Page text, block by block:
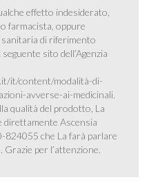
effetto indesiderato,
farmacista, oppure
di riferimento
sito dell’Agenzia
it/content/modalità-di-
avverse-ai-medicinali.
qualità del prodotto, La
direttamente Ascensia
824055 che La farà parlare
per l’attenzione.